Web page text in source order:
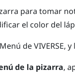
para tomar
el color del
Menú de VIVERSE, y
de la pizarra,